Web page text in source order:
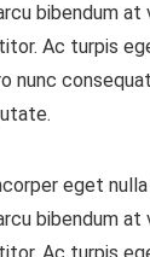
bibendum at
Ac turpis
nunc
eget
bibendum at